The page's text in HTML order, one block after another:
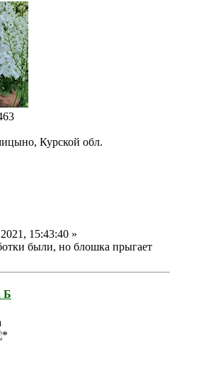
Курской обл.
15:43:40 »
были, но блошка прыгает
Б